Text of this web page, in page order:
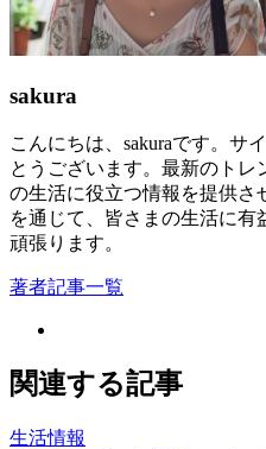
sakura
こんにちは、sakuraです。サ
とうございます。最新のトレ
の生活に役立つ情報を提供さ
を通じて、皆さまの生活に有
頑張ります。
著者記事一覧
関連する記事
生活情報